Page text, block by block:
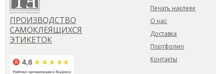
ПРОИЗВОДСТВО
САМОКЛЕЯЩИХСЯ
ЭТИКЕТОК
Печать наклеек
О нас
Доставка
Портфолио
Контакты